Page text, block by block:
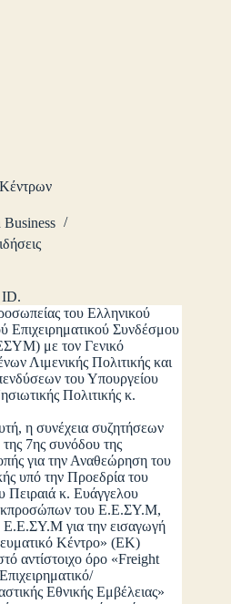
Business
ID.
του Ελληνικού
Επιχειρηματικού Συνδέσμου
με τον Γενικό
Λιμενικής Πολιτικής και
του Υπουργείου
Πολιτικής κ.
η συνέχεια συζητήσεων
7ης συνόδου της
για την Αναθεώρηση του
υπό την Προεδρία του
Πειραιά κ. Ευάγγελου
του Ε.Ε.ΣΥ.Μ,
Ε.Ε.ΣΥ.Μ για την εισαγωγή
Κέντρο» (ΕΚ)
αντίστοιχο όρο «Freight
Εθνικής Εμβέλειας»